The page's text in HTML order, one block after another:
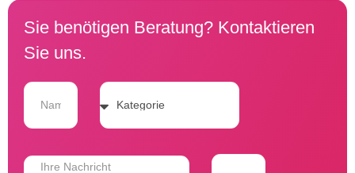
Sie benötigen Beratung? Kontaktieren
Sie uns.